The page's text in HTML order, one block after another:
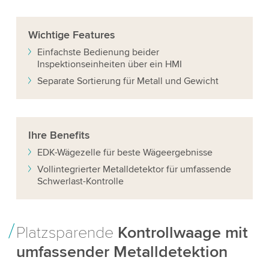
WichtigeFeatures
Einfachste Bedienung beider
Inspektionseinheiten über ein HMI
Separate Sortierung für Metall und Gewicht
Ihre Benefits
EDK-Wägezelle für beste Wägeergebnisse
Vollintegrierter Metalldetektor für umfassende
Schwerlast-Kontrolle
Platzsparende Kontrollwaage mit
umfassender Metalldetektion